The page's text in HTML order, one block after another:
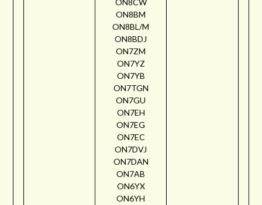
ON8CW
ON8BM
ON8BL/M
ON8BDJ
ON7ZM
ON7YZ
ON7YB
ON7TGN
ON7GU
ON7EH
ON7EG
ON7EC
ON7DVJ
ON7DAN
ON7AB
ON6YX
ON6YH